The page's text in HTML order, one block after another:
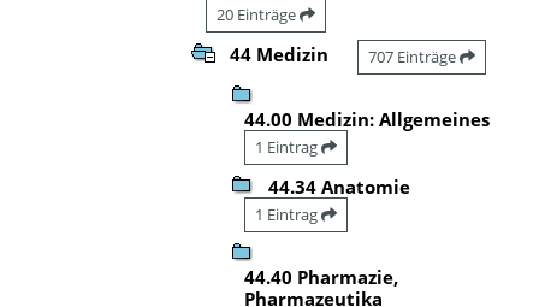
20 Einträge
44 Medizin 707 Einträge
44.00 Medizin: Allgemeines
1 Eintrag
44.34 Anatomie
1 Eintrag
44.40 Pharmazie,
Pharmazeutika